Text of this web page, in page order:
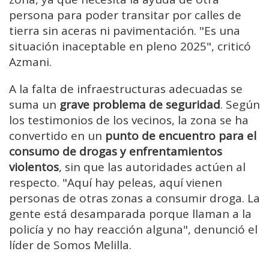
persona para poder transitar por calles de
tierra sin aceras ni pavimentación. "Es una
situación inaceptable en pleno 2025", criticó
Azmani.
A la falta de infraestructuras adecuadas se
suma un grave problema de seguridad. Según
los testimonios de los vecinos, la zona se ha
convertido en un punto de encuentro para el
consumo de drogas y enfrentamientos
violentos, sin que las autoridades actúen al
respecto. "Aquí hay peleas, aquí vienen
personas de otras zonas a consumir droga. La
gente está desamparada porque llaman a la
policía y no hay reacción alguna", denunció el
líder de Somos Melilla.